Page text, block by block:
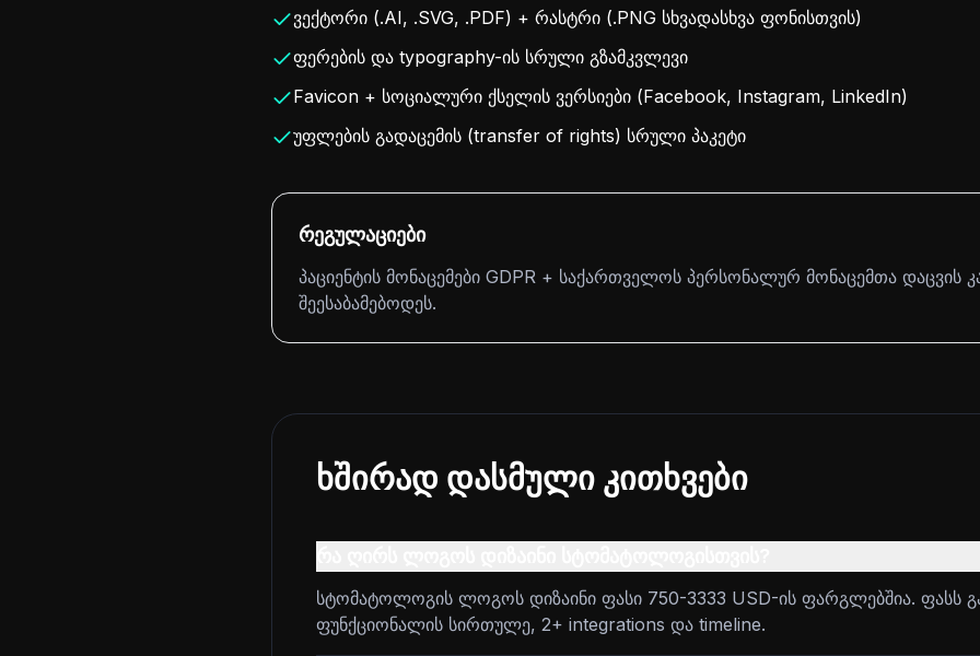
ვექტორი (.AI, .SVG, .PDF) + რასტრი (.PNG სხვადასხვა ფონისთვის)
ფერების და typography-ის სრული გზამკვლევი
Favicon + სოციალური ქსელის ვერსიები (Facebook, Instagram, LinkedIn)
უფლების გადაცემის (transfer of rights) სრული პაკეტი
რეგულაციები
პაციენტის მონაცემები GDPR + საქართველოს პერსონალურ მონაცემთა დაცვის
შეესაბამებოდეს.
ხშირად დასმული კითხვები
სტომატოლოგის ლოგოს დიზაინი ფასი 750-3333 USD-ის ფარგლებშია. ფასს
ფუნქციონალის სირთულე, 2+ integrations და timeline.